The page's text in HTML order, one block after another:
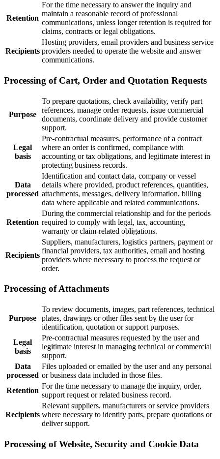
Retention
For the time necessary to answer the inquiry and
maintain a reasonable record of professional
communications, unless longer retention is required for
claims, contracts or legal obligations.
Recipients
Hosting providers, email providers and business service
providers needed to operate the website and answer
communications.
Processing of Cart, Order and Quotation Requests
Purpose
To prepare quotations, check availability, verify part
references, manage order requests, issue commercial
documents, coordinate delivery and provide customer
support.
Legal
basis
Pre-contractual measures, performance of a contract
where an order is confirmed, compliance with
accounting or tax obligations, and legitimate interest in
protecting business records.
Data
processed
Identification and contact data, company or vessel
details where provided, product references, quantities,
attachments, messages, delivery information, billing
data where applicable and related communications.
Retention
During the commercial relationship and for the periods
required to comply with legal, tax, accounting,
warranty or claim-related obligations.
Recipients
Suppliers, manufacturers, logistics partners, payment or
financial providers, tax authorities, email and hosting
providers where necessary to process the request or
order.
Processing of Attachments
Purpose
To review documents, images, part references, technical
plates, drawings or other files sent by the user for
identification, quotation or support purposes.
Legal
basis
Pre-contractual measures requested by the user and
legitimate interest in managing technical or commercial
support.
Data
processed
Files uploaded or emailed by the user and any personal
or business data included in those files.
Retention
For the time necessary to manage the inquiry, order,
support request or related business record.
Recipients
Relevant suppliers, manufacturers or service providers
where necessary to identify parts, prepare quotations or
deliver support.
Processing of Website, Security and Cookie Data